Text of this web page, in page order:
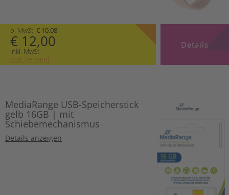
o. MwSt. € 10,08
€ 12,00
inkl. MwSt.
zzgl. Versand
Details
MediaRange USB-Speicherstick
gelb 16GB | mit
Schiebemechanismus
Details anzeigen